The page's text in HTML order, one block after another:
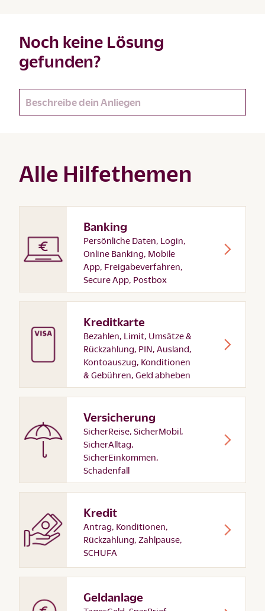
Noch keine Lösung
gefunden?
Alle Hilfethemen
Banking
Persönliche Daten, Login,
Online Banking, Mobile
App, Freigabeverfahren,
Secure App, Postbox
Kreditkarte
Bezahlen, Limit, Umsätze &
Rückzahlung, PIN, Ausland,
Kontoauszug, Konditionen
& Gebühren, Geld abheben
Versicherung
SicherReise, SicherMobil,
SicherAlltag,
SicherEinkommen,
Schadenfall
Kredit
Antrag, Konditionen,
Rückzahlung, Zahlpause,
SCHUFA
Geldanlage